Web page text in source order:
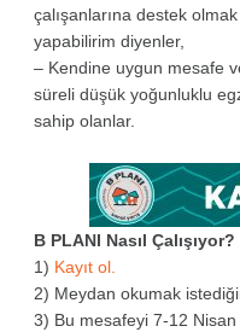
çalışanlarına destek
yapabilirim diyenler,
– Kendine uygun mesafe
süreli düşük yoğunluklu
sahip olanlar.
B PLANI Nasıl Çalışıyor?
1) Kayıt ol.
2) Meydan okumak
3) Bu mesafeyi 7-12 Nisan